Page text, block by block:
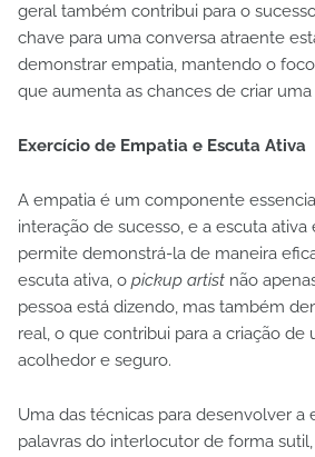
geral também contribui para o
chave para uma conversa atraente
demonstrar empatia, mantendo o
que aumenta as chances de criar
Exercício de Empatia e Escuta Ativa
A empatia é um componente
interação de sucesso, e a escuta ativa
permite demonstrá-la de maneira
escuta ativa, o pickup artist não
pessoa está dizendo, mas também
real, o que contribui para a criação de
acolhedor e seguro.
Uma das técnicas para desenvolver a
palavras do interlocutor de forma